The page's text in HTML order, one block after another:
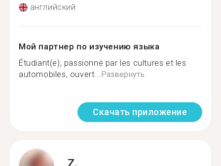
английский
Мой партнер по изучению языка
Étudiant(e), passionné par les cultures et les
automobiles, ouvert...Развернуть
Скачать приложение
Z.